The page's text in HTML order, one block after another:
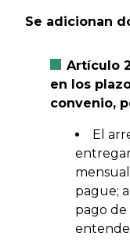
Se adicionan
Artículo
en los
convenio,
El
pague;
pago de